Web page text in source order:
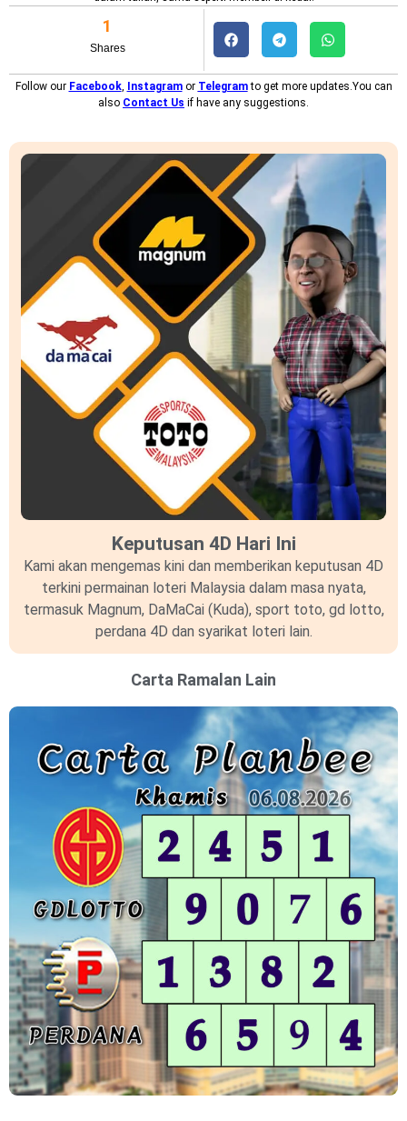
Shares
1
Follow our Facebook, Instagramor Telegramto get more updates.You can
also Contact Us if have any suggestions.
Keputusan 4D Hari Ini
Kami akan mengemas kini dan memberikan keputusan 4D
terkini permainan loteri Malaysia dalam masa nyata,
termasuk Magnum, DaMaCai (Kuda), sport toto, gd lotto,
perdana 4D dan syarikat loteri lain.
Carta Ramalan Lain